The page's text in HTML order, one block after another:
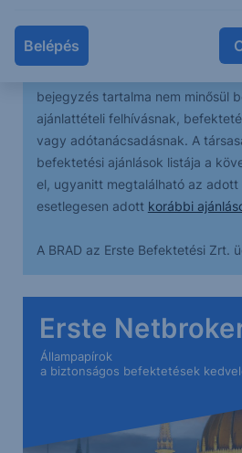
Belépés
véleményét tükrözik és nem
Hungary Zrt., az Erste
bejegyzés tartalma nem minősül
ajánlattételi felhívásnak,
vagy adótanácsadásnak. A
befektetési ajánlások listája a
el, ugyanitt megtalálható az adott
esetlegesen adott korábbi
A BRAD az Erste Befektetési Zrt.
Erste
Állampapírok
a biztonságos befektetések